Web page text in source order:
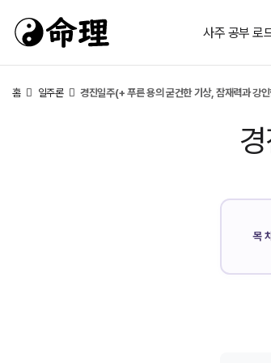
사주 공부 로
홈 일주론 경진일주(+ 푸른 용의 굳건한 기상, 잠재력과 강
목